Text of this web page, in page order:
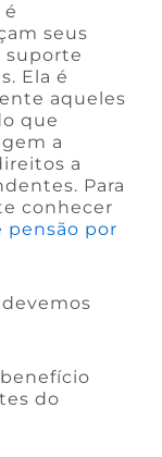
é
seus
suporte
Ela é
aqueles
que
a
a
Para
conhecer
pensão por
do